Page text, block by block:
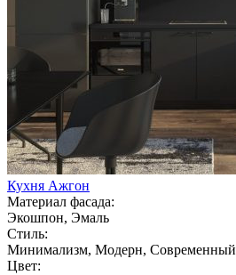
Кухня Ажгон
Материал фасада:
Экошпон, Эмаль
Стиль:
Минимализм, Модерн, Современный
Цвет: